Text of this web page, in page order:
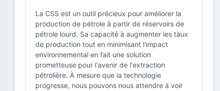
La CSS est un outil précieux pour améliorer la
production de pétrole à partir de réservoirs de
pétrole lourd. Sa capacité à augmenter les taux
de production tout en minimisant l'impact
environnemental en fait une solution
prometteuse pour l'avenir de l'extraction
pétrolière. À mesure que la technologie
progresse, nous pouvons nous attendre à voir